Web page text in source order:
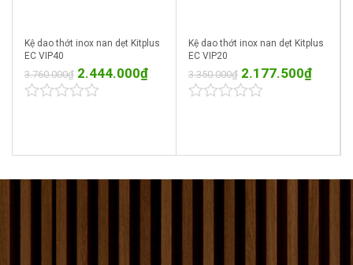
Kệ dao thớt inox nan dẹt Kitplus
EC VIP40
3.760.000₫ 2.444.000₫
5
Kệ dao thớt inox nan dẹt Kitplus
EC VIP20
3.350.000₫ 2.177.500₫
5